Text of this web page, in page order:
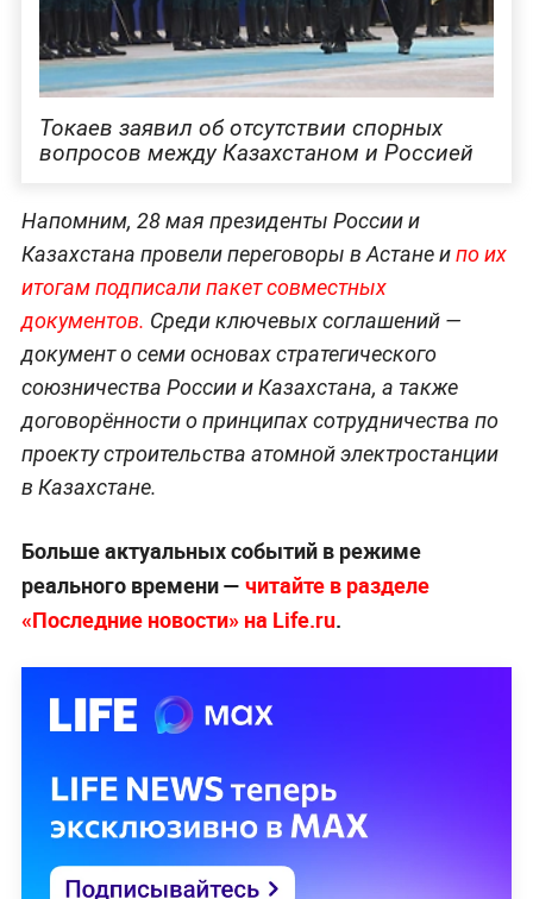
Токаев заявил об отсутствии спорных
вопросов между Казахстаном и Россией
Напомним, 28 мая президенты России и
Казахстана провели переговоры в Астане ипо их
итогам подписали пакет совместных
документов. Среди ключевых соглашений —
документ о семи основах стратегического
союзничества России и Казахстана, а также
договорённости о принципах сотрудничества по
проекту строительства атомной электростанции
в Казахстане.
Больше актуальных событий в режиме
реального времени — читайте в разделе
«Последние новости» на Life.ru.